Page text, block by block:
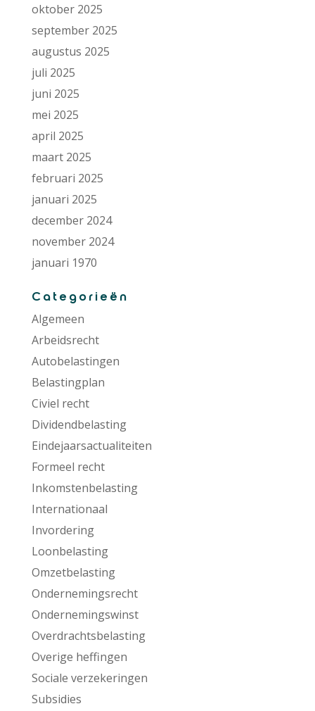
oktober 2025
september 2025
augustus 2025
juli 2025
juni 2025
mei 2025
april 2025
maart 2025
februari 2025
januari 2025
december 2024
november 2024
januari 1970
Categorieën
Algemeen
Arbeidsrecht
Autobelastingen
Belastingplan
Civiel recht
Dividendbelasting
Eindejaarsactualiteiten
Formeel recht
Inkomstenbelasting
Internationaal
Invordering
Loonbelasting
Omzetbelasting
Ondernemingsrecht
Ondernemingswinst
Overdrachtsbelasting
Overige heffingen
Sociale verzekeringen
Subsidies